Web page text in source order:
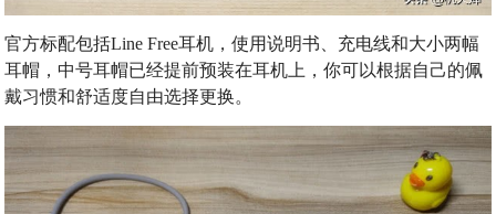
官方标配包括Line Free耳机，使用说明书、充电线和大小两幅
耳帽，中号耳帽已经提前预装在耳机上，你可以根据自己的佩
戴习惯和舒适度自由选择更换。